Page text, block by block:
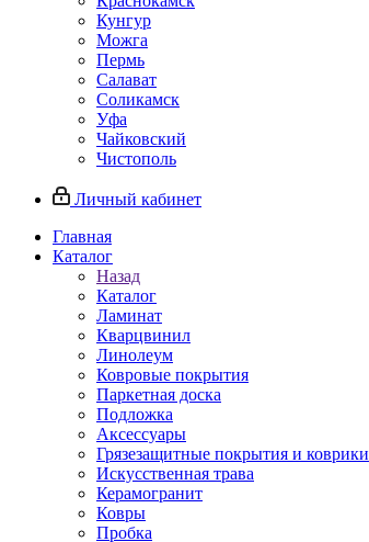
Кунгур
Можга
Пермь
Салават
Соликамск
Уфа
Чайковский
Чистополь
Личный кабинет
Главная
Каталог
Назад
Каталог
Ламинат
Кварцвинил
Линолеум
Ковровые покрытия
Паркетная доска
Подложка
Аксессуары
Грязезащитные покрытия и коврики
Искусственная трава
Керамогранит
Ковры
Пробка